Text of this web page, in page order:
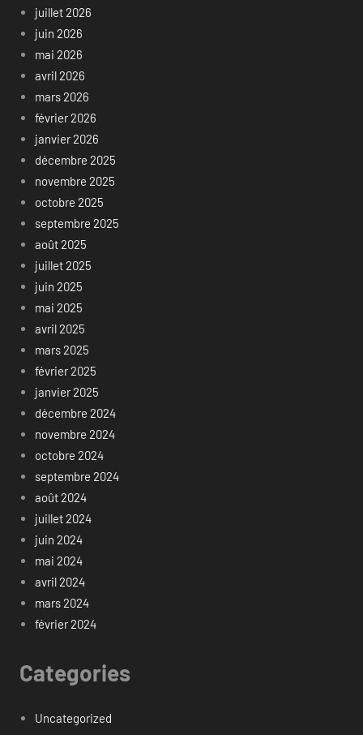
juillet 2026
juin 2026
mai 2026
avril 2026
mars 2026
février 2026
janvier 2026
décembre 2025
novembre 2025
octobre 2025
septembre 2025
août 2025
juillet 2025
juin 2025
mai 2025
avril 2025
mars 2025
février 2025
janvier 2025
décembre 2024
novembre 2024
octobre 2024
septembre 2024
août 2024
juillet 2024
juin 2024
mai 2024
avril 2024
mars 2024
février 2024
Categories
Uncategorized